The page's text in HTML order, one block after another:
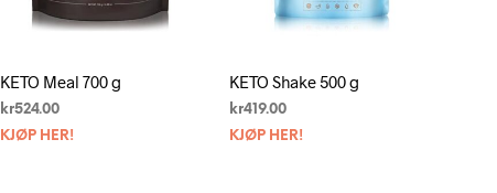
KETO Meal 700 g
kr524.00
KJØP HER!
KETO Shake 500 g
kr419.00
KJØP HER!